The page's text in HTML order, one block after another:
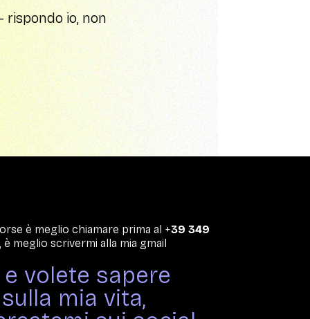
rispondo io, non
è meglio chiamare prima al +39 349
meglio scrivermi alla mia gmail
volete sapere
mia vita,